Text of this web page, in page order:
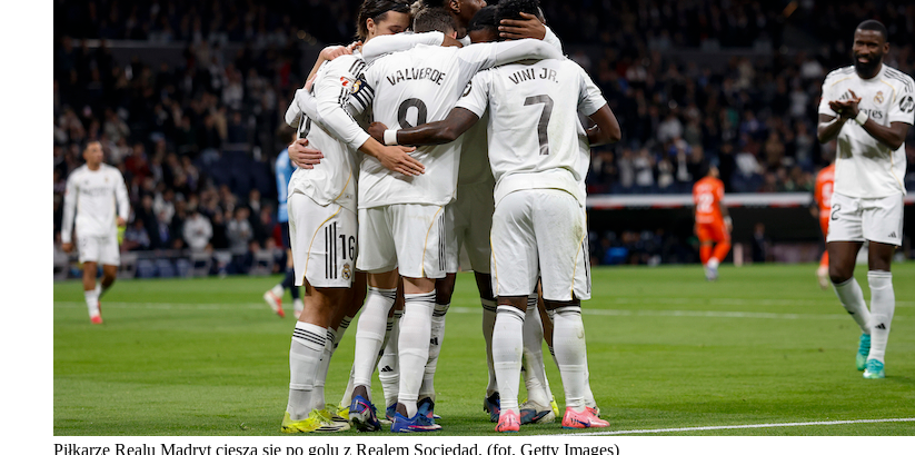
Piłkarze Realu Madryt cieszą się po golu z Realem Sociedad. (fot. Getty Images)